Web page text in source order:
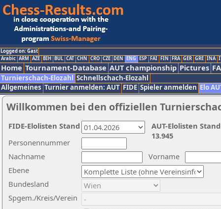
Logged on: Gast
Arabic ARM AZE BIH BUL CAT CHN CRO CZE DEN ENG ESP FAI FIN FRA GER GRE INA
Home Tournament-Database AUT championship Pictures
Turnierschach-Elozahl Schnellschach-Elozahl
Allgemeines Turnier anmelden: AUT FIDE Spieler anmelden Elo
Willkommen bei den offiziellen
Nachname
Vorname
Ebene
Personennummer
Bundesland
Spgem./Kreis/Verein
AUT-Elolisten
13.945
FIDE-Elolisten Stand